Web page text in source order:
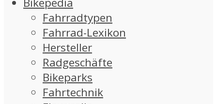
Fahrradtypen
Fahrrad-Lexikon
Hersteller
Radgeschäfte
Bikeparks
Fahrtechnik